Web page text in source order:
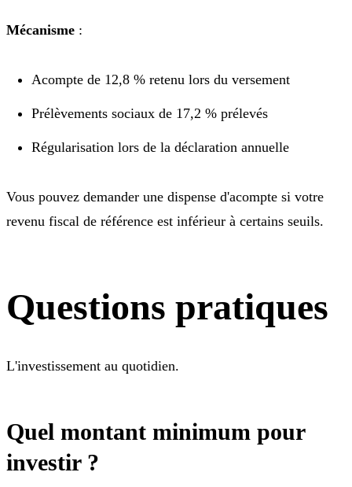
Mécanisme :
Acompte de 12,8 % retenu lors du versement
Prélèvements sociaux de 17,2 % prélevés
Régularisation lors de la déclaration annuelle
Vous pouvez demander une dispense d'acompte si votre
revenu fiscal de référence est inférieur à certains seuils.
Questions pratiques
L'investissement au quotidien.
Quel montant minimum pour
investir ?